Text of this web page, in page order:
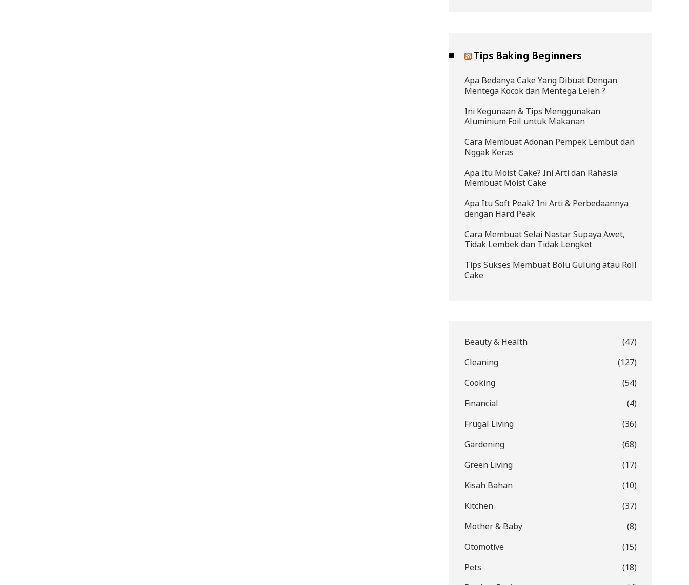
Tips Baking Beginners
Apa Bedanya Cake Yang Dibuat Dengan
Mentega Kocok dan Mentega Leleh ?
Ini Kegunaan & Tips Menggunakan
Aluminium Foil untuk Makanan
Cara Membuat Adonan Pempek Lembut dan
Nggak Keras
Apa Itu Moist Cake? Ini Arti dan Rahasia
Membuat Moist Cake
Apa Itu Soft Peak? Ini Arti & Perbedaannya
dengan Hard Peak
Cara Membuat Selai Nastar Supaya Awet,
Tidak Lembek dan Tidak Lengket
Tips Sukses Membuat Bolu Gulung atau Roll
Cake
Beauty & Health
(47)
Cleaning
(127)
Cooking
(54)
Financial
(4)
Frugal Living
(36)
Gardening
(68)
Green Living
(17)
Kisah Bahan
(10)
Kitchen
(37)
Mother & Baby
(8)
Otomotive
(15)
Pets
(18)